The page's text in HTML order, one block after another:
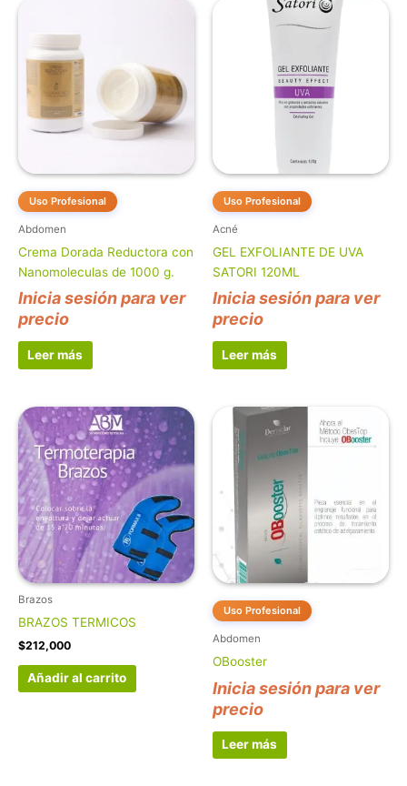
Uso Profesional
Abdomen
Crema Dorada Reductora con
Nanomoleculas de 1000 g.
Inicia sesión para ver
precio
Leer más
Uso Profesional
Acné
GEL EXFOLIANTE DE UVA
SATORI 120ML
Inicia sesión para ver
precio
Leer más
Brazos
BRAZOS TERMICOS
$212,000
Añadir al carrito
Uso Profesional
Abdomen
OBooster
Inicia sesión para ver
precio
Leer más